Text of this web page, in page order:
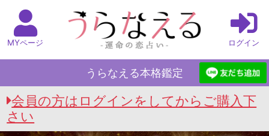
MYページ ログイン
うらなえる本格鑑定
会員の方はログインをしてからご購入下